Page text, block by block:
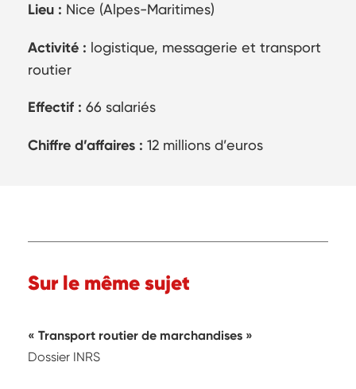
Lieu : Nice (Alpes-Maritimes)
Activité : logistique, messagerie et transport
routier
Effectif : 66 salariés
Chiffre d’affaires : 12 millions d’euros
Sur le même sujet
« Transport routier de marchandises »
Dossier INRS